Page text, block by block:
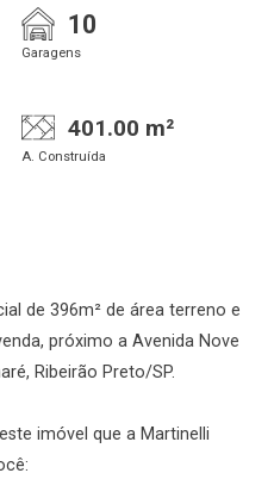
10
Garagens
401.00 m²
A. Construída
de 396m² de área terreno e
próximo a Avenida Nove
Ribeirão Preto/SP.
imóvel que a Martinelli